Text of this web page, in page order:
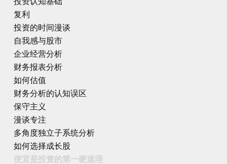
复利
投资的时间漫谈
自我感与股市
企业经营分析
财务报表分析
如何估值
财务分析的认知误区
保守主义
漫谈专注
多角度独立子系统分析
如何选择成长股
便宜是投资的第一硬道理